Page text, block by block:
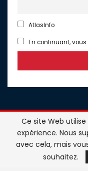
AtlasInfo
En continuant,
Atlasinfo.fr :
Maghreb © Tous
Ce site Web
expérience. Nous
avec cela, mais
souhaitez.